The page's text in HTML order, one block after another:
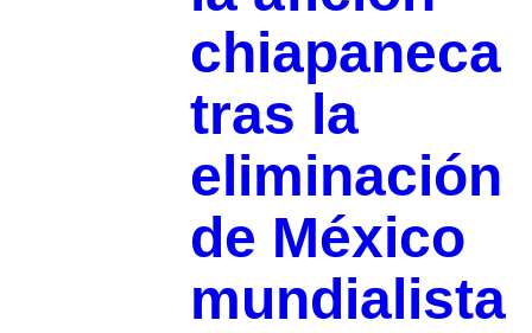
chiapaneca
tras la
eliminación
de México
mundialista